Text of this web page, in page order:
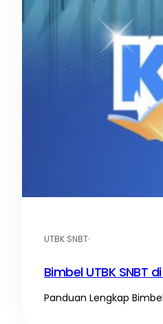
UTBK SNBT·
Bimbel UTBK SNBT
Panduan Lengkap